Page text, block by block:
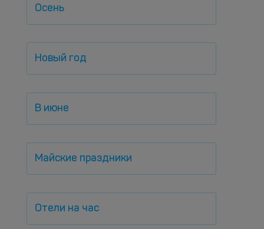
Осень
Новый год
В июне
Майские праздники
Отели на час